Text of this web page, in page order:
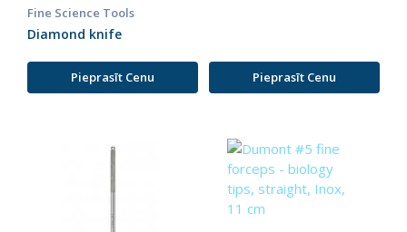
Fine Science Tools
Diamond knife
Pieprasīt Cenu Pieprasīt Cenu